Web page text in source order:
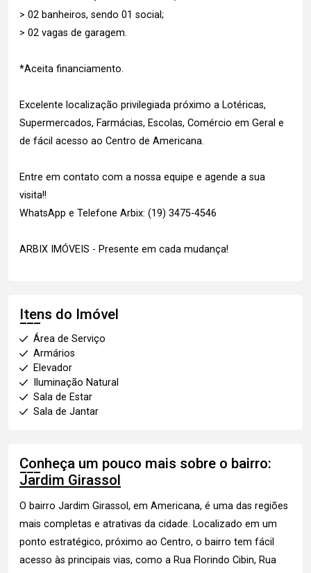
> 02 banheiros, sendo 01 social;
> 02 vagas de garagem.
*Aceita financiamento.
Excelente localização privilegiada próximo a Lotéricas,
Supermercados, Farmácias, Escolas, Comércio em Geral e
de fácil acesso ao Centro de Americana.
Entre em contato com a nossa equipe e agende a sua
visita!!
WhatsApp e Telefone Arbix: (19) 3475-4546
ARBIX IMÓVEIS - Presente em cada mudança!
Itens do Imóvel
Área de Serviço
Armários
Elevador
Iluminação Natural
Sala de Estar
Sala de Jantar
Conheça um pouco mais sobre o bairro:
Jardim Girassol
O bairro Jardim Girassol, em Americana, é uma das regiões
mais completas e atrativas da cidade. Localizado em um
ponto estratégico, próximo ao Centro, o bairro tem fácil
acesso às principais vias, como a Rua Florindo Cibin, Rua